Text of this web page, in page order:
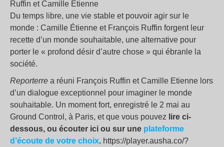
Du temps libre, une vie stable et pouvoir agir sur le
monde : Camille Étienne et François Ruffin forgent leur
recette d’un monde souhaitable, une alternative pour
porter le « profond désir d’autre chose » qui ébranle la
société.
Reporterre a réuni François Ruffin et Camille Etienne lors
d’un dialogue exceptionnel pour imaginer le monde
souhaitable. Un moment fort, enregistré le 2 mai au
Ground Control, à Paris, et que vous pouvez lire ci-
dessous, ou écouter ici ou sur une plateforme
d’écoute de votre choix. https://player.ausha.co/?